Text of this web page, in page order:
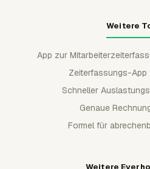
Weitere
App zur
Zeiterfassungs-App
Schneller
Genaue
Formel für
Weitere